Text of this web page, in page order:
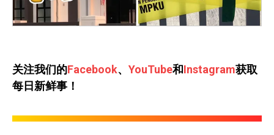
关注我们的Facebook、 YouTube和Instagram获取
每日新鲜事！